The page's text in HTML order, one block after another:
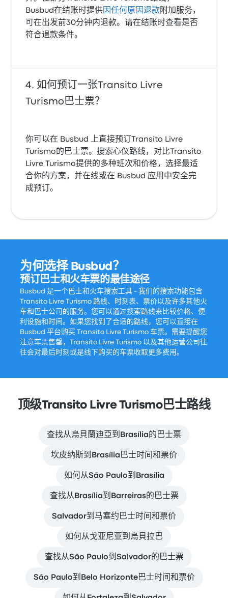
Busbud在结账时提供 因任何原因退款 附加服务，
可在出发前30分钟内退款。请在结账时查看是否
符合退款条件。
如何预订一张Transito Livre
Turismo巴士票？
你可以在 Busbud 上直接预订Transito Livre
Turismo的巴士票。搜索心仪路线，对比Transito
Livre Turismo提供的多种班次和价格，选择最适
合你的方案，并在线或在 Busbud 应用中安全完
成预订。
为何选择 Busbud？
预订巴士和火车票的最佳途径
Busbud 是一个巴士和火车搜索工具 - 我们的搜索功能包含
Transito Livre Turismo 路线、时刻表、票价以及许多其他火
车和巴士公司的服务。您可以通过搜索路线来比较价格、便
利设施和时间。如果您找到了合适的路线，您可以直接在
Busbud 平台购买 Transito Livre Turismo 车票。需要提醒您
注意车票售罄，Transito Livre Turismo 以及其他运营公司往
往会对最后时刻或是线下购买的车票收取更多费用。
顶级Transito Livre Turismo巴士路线
查找从烏貝蘭迪亞到Brasília的巴士票
坎皮纳斯到Brasília巴士时间和票价
如何从São Paulo到Brasília
查找从Brasília到Barreiras的巴士票
Salvador到马塞约巴士时间和票价
如何从戈亚尼亚到烏貝拉巴
查找从São Paulo到Salvador的巴士票
São Paulo到Belo Horizonte巴士时间和票价